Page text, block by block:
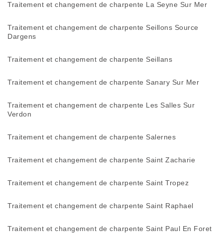
Traitement et changement de charpente La Seyne Sur Mer
Traitement et changement de charpente Seillons Source
Dargens
Traitement et changement de charpente Seillans
Traitement et changement de charpente Sanary Sur Mer
Traitement et changement de charpente Les Salles Sur
Verdon
Traitement et changement de charpente Salernes
Traitement et changement de charpente Saint Zacharie
Traitement et changement de charpente Saint Tropez
Traitement et changement de charpente Saint Raphael
Traitement et changement de charpente Saint Paul En Foret